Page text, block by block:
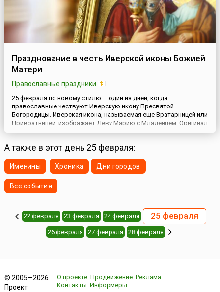
Празднование в честь Иверской иконы Божией
Матери
Православные праздники
25 февраля по новому стилю – один из дней, когда
православные чествуют Иверскую икону Пресвятой
Богородицы. Иверская икона, называемая еще Вратарницей или
Привратницей, изображает Деву Марию с Младенцем. Оригинал
образа находится в Иверском монастыре на горе Афон в
сподвижник апостола Павла. А 25 февраля празднуется день
А также в этот день 25 февраля:
Именины Хроника Дни городов
Все события
22 февраля 23 февраля 24 февраля 25 февраля
26 февраля 27 февраля 28 февраля
© 2005—2026
Проект
О проекте Продвижение Реклама
Контакты Информеры